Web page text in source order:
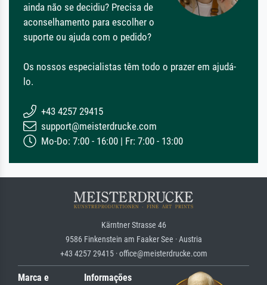
ainda não se decidiu? Precisa de
aconselhamento para escolher o
suporte ou ajuda com o pedido?
Os nossos especialistas têm todo o prazer em ajudá-
lo.
+43 4257 29415
support@meisterdrucke.com
Mo-Do: 7:00 - 16:00 | Fr: 7:00 - 13:00
Kärntner Strasse 46
9586 Finkenstein am Faaker See · Austria
+43 4257 29415 · office@meisterdrucke.com
Marca e
Informações